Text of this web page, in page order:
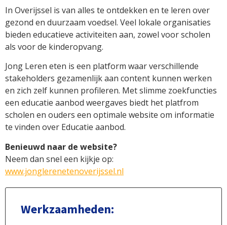
In Overijssel is van alles te ontdekken en te leren over
gezond en duurzaam voedsel. Veel lokale organisaties
bieden educatieve activiteiten aan, zowel voor scholen
als voor de kinderopvang.
Jong Leren eten is een platform waar verschillende
stakeholders gezamenlijk aan content kunnen werken
en zich zelf kunnen profileren. Met slimme zoekfuncties
een educatie aanbod weergaves biedt het platfrom
scholen en ouders een optimale website om informatie
te vinden over Educatie aanbod.
Benieuwd naar de website?
Neem dan snel een kijkje op:
www.jonglerenetenoverijssel.nl
Werkzaamheden: